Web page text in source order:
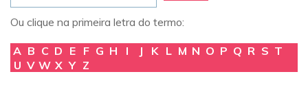
Ou clique na primeira letra do termo:
A B C D E F G H I J K L M N O P Q R S T
U V W X Y Z